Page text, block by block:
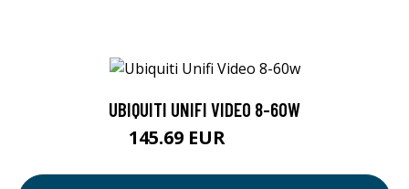
UBIQUITI UNIFI VIDEO 8-60W
145.69 EUR